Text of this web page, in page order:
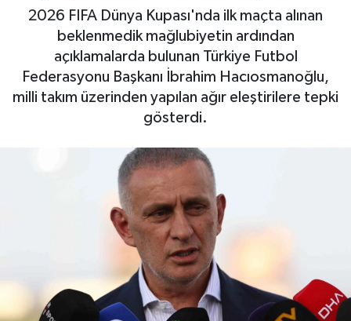
2026 FIFA Dünya Kupası'nda ilk maçta alınan
beklenmedik mağlubiyetin ardından
açıklamalarda bulunan Türkiye Futbol
Federasyonu Başkanı İbrahim Hacıosmanoğlu,
milli takım üzerinden yapılan ağır eleştirilere tepki
gösterdi.
Otovitrin
Asayiş
Magazin
Haber Arşivi